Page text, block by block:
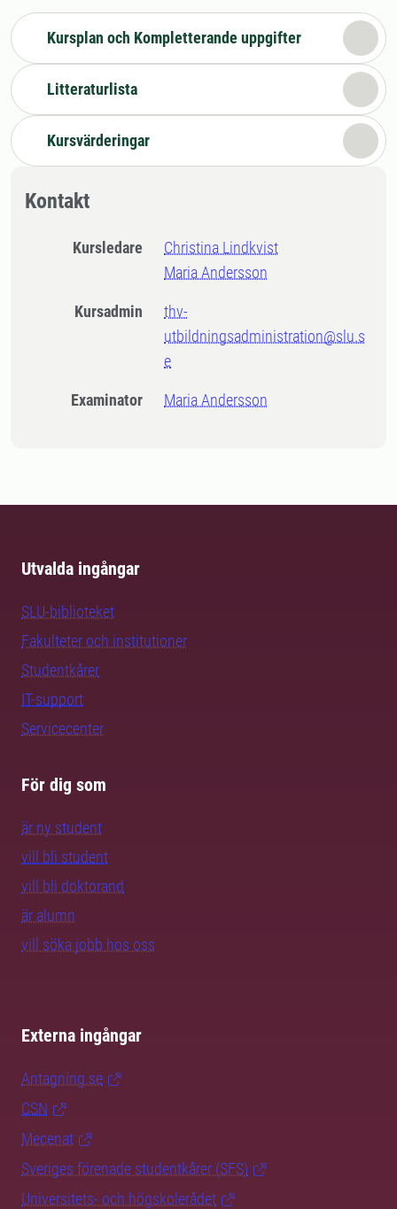
Kursplan och Kompletterande uppgifter
Litteraturlista
Kursvärderingar
Kontakt
Kursledare
Christina Lindkvist
Maria Andersson
Kursadmin
thv-
utbildningsadministration@slu.s
e
Examinator Maria Andersson
Utvalda ingångar
SLU-biblioteket
Fakulteter och institutioner
Studentkårer
IT-support
Servicecenter
För dig som
är ny student
vill bli student
vill bli doktorand
är alumn
vill söka jobb hos oss
Externa ingångar
Antagning.se
CSN
Mecenat
Sveriges förenade studentkårer (SFS)
Universitets- och högskolerådet